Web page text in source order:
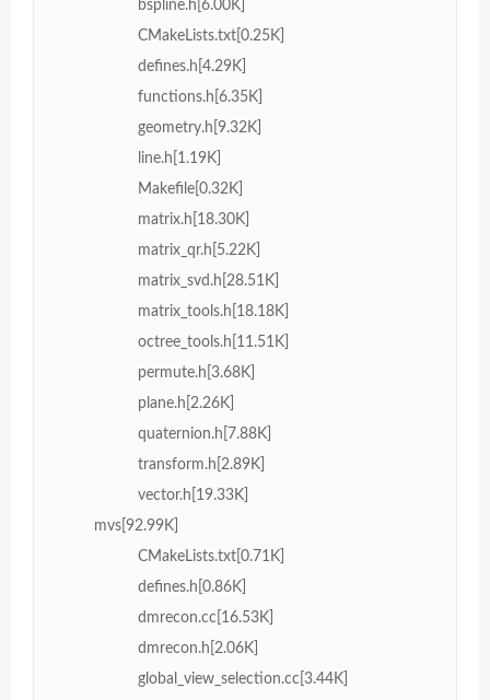
bspline.h[6.00K]
CMakeLists.txt[0.25K]
defines.h[4.29K]
functions.h[6.35K]
geometry.h[9.32K]
line.h[1.19K]
Makefile[0.32K]
matrix.h[18.30K]
matrix_qr.h[5.22K]
matrix_svd.h[28.51K]
matrix_tools.h[18.18K]
octree_tools.h[11.51K]
permute.h[3.68K]
plane.h[2.26K]
quaternion.h[7.88K]
transform.h[2.89K]
vector.h[19.33K]
mvs[92.99K]
CMakeLists.txt[0.71K]
defines.h[0.86K]
dmrecon.cc[16.53K]
dmrecon.h[2.06K]
global_view_selection.cc[3.44K]